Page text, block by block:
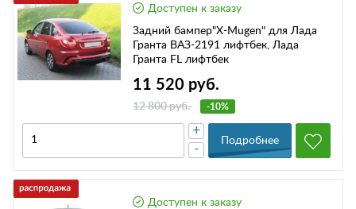
Доступен к заказу
Задний бампер"Х-Mugen" для Лада
Гранта ВАЗ-2191 лифтбек, Лада
Гранта FL лифтбек
11 520 руб.
12 800 руб. -10%
-
+
Подробнее
Доступен к заказу